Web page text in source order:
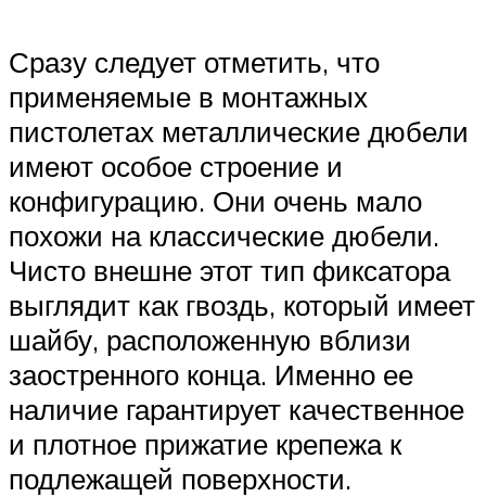
Сразу следует отметить, что
применяемые в монтажных
пистолетах металлические дюбели
имеют особое строение и
конфигурацию. Они очень мало
похожи на классические дюбели.
Чисто внешне этот тип фиксатора
выглядит как гвоздь, который имеет
шайбу, расположенную вблизи
заостренного конца. Именно ее
наличие гарантирует качественное
и плотное прижатие крепежа к
подлежащей поверхности.